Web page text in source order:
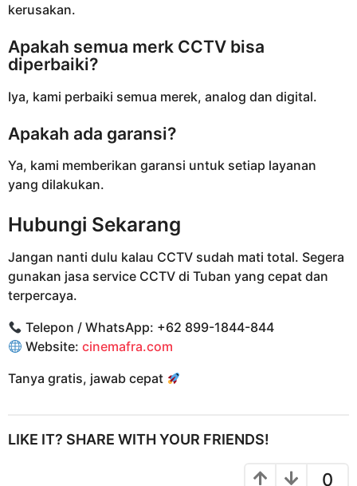
kerusakan.
Apakah semua merk CCTV bisa
diperbaiki?
Iya, kami perbaiki semua merek, analog dan digital.
Apakah ada garansi?
Ya, kami memberikan garansi untuk setiap layanan
yang dilakukan.
Hubungi Sekarang
Jangan nanti dulu kalau CCTV sudah mati total. Segera
gunakan jasa service CCTV di Tuban yang cepat dan
terpercaya.
Telepon / WhatsApp: +62 899-1844-844
Website:cinemafra.com
Tanya gratis, jawab cepat
LIKE IT? SHARE WITH YOUR FRIENDS!
0